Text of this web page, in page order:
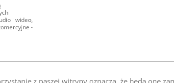
z naszej witryny oznacza, że będą one
i wideo,
-